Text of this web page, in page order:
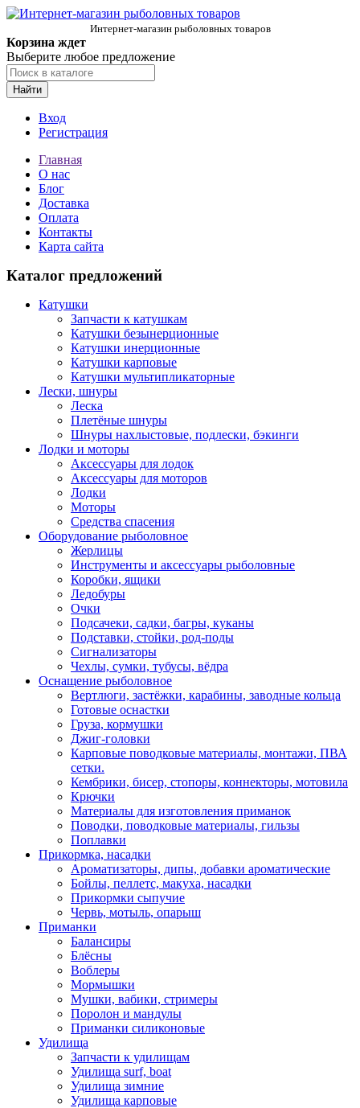
Интернет-магазин рыболовных товаров
Корзина ждет
Выберите любое предложение
Найти
Вход
Регистрация
Главная
О нас
Блог
Доставка
Оплата
Контакты
Карта сайта
Каталог предложений
Катушки
Запчасти к катушкам
Катушки безынерционные
Катушки инерционные
Катушки карповые
Катушки мультипликаторные
Лески, шнуры
Леска
Плетёные шнуры
Шнуры нахлыстовые, подлески, бэкинги
Лодки и моторы
Аксессуары для лодок
Аксессуары для моторов
Лодки
Моторы
Средства спасения
Оборудование рыболовное
Жерлицы
Инструменты и аксессуары рыболовные
Коробки, ящики
Ледобуры
Очки
Подсачеки, садки, багры, куканы
Подставки, стойки, род-поды
Сигнализаторы
Чехлы, сумки, тубусы, вёдра
Оснащение рыболовное
Вертлюги, застёжки, карабины, заводные кольца
Готовые оснастки
Груза, кормушки
Джиг-головки
Карповые поводковые материалы, монтажи, ПВА
сетки.
Кембрики, бисер, стопоры, коннекторы, мотовила
Крючки
Материалы для изготовления приманок
Поводки, поводковые материалы, гильзы
Поплавки
Прикормка, насадки
Ароматизаторы, дипы, добавки ароматические
Бойлы, пеллетс, макуха, насадки
Прикормки сыпучие
Червь, мотыль, опарыш
Приманки
Балансиры
Блёсны
Воблеры
Мормышки
Мушки, вабики, стримеры
Поролон и мандулы
Приманки силиконовые
Удилища
Запчасти к удилищам
Удилища surf, boat
Удилища зимние
Удилища карповые